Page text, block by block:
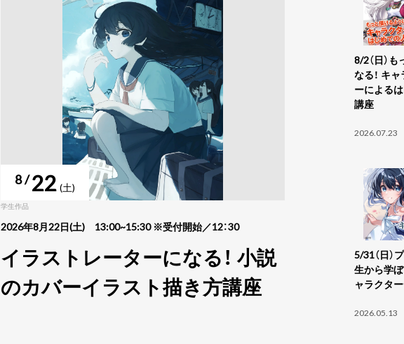
8 /22 (土)
学生作品
2026年8月22日(土) 13:00~15:30 ※受付開始／12：30
イラストレーターになる！ 小説
のカバーイラスト描き方講座
2026年8月30日(日)
イラスト好
単に描ける
8/2（日）
なる！ キ
ーによる
講座
2026.07.23
5/31（日）
生から学
ャラクタ
2026.05.13